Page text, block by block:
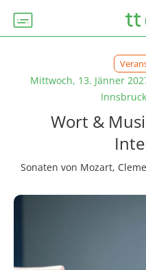
subtitles
Mittwoch, 13. Jänner
Wort &
Sonaten von Mozart,